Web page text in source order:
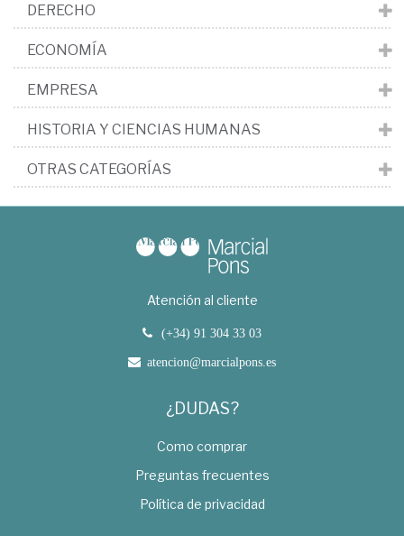
DERECHO
ECONOMÍA
EMPRESA
HISTORIA Y CIENCIAS HUMANAS
OTRAS CATEGORÍAS
Atención al cliente
(+34) 91 304 33 03
atencion@marcialpons.es
¿DUDAS?
Como comprar
Preguntas frecuentes
Política de privacidad